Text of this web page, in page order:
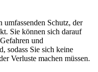
umfassenden Schutz, der
Sie können sich darauf
und
sodass Sie sich keine
Verluste machen müssen.